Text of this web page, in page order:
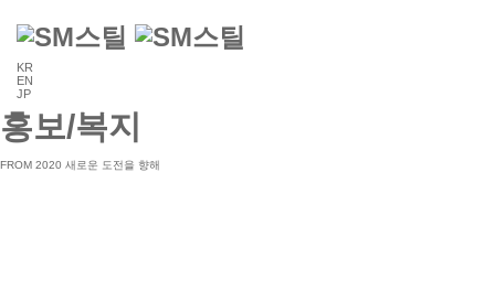
KR
EN
JP
홍보/복지
FROM 2020 새로운 도전을 향해